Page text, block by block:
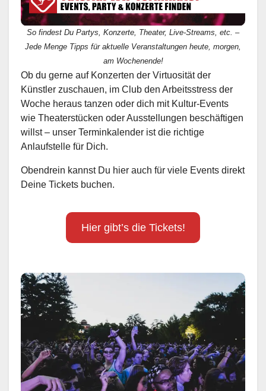
So findest Du Partys, Konzerte, Theater, Live-Streams, etc. –
Jede Menge Tipps für aktuelle Veranstaltungen heute, morgen,
am Wochenende!
Ob du gerne auf Konzerten der Virtuosität der
Künstler zuschauen, im Club den Arbeitsstress der
Woche heraus tanzen oder dich mit Kultur-Events
wie Theaterstücken oder Ausstellungen beschäftigen
willst – unser Terminkalender ist die richtige
Anlaufstelle für Dich.
Obendrein kannst Du hier auch für viele Events direkt
Deine Tickets buchen.
Hier gibt’s die Tickets!